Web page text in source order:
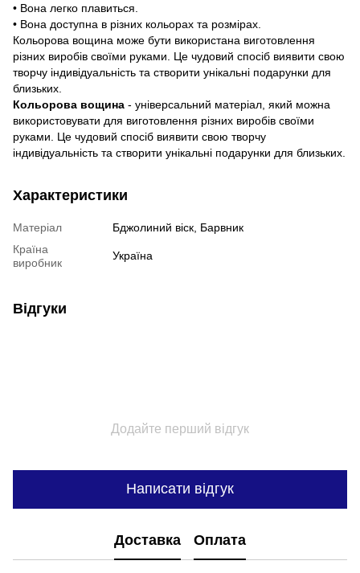
• Вона легко плавиться.
• Вона доступна в різних кольорах та розмірах.
Кольорова вощина може бути використана виготовлення
різних виробів своїми руками. Це чудовий спосіб виявити свою
творчу індивідуальність та створити унікальні подарунки для
близьких.
Кольорова вощина - універсальний матеріал, який можна
використовувати для виготовлення різних виробів своїми
руками. Це чудовий спосіб виявити свою творчу
індивідуальність та створити унікальні подарунки для близьких.
Характеристики
Матеріал
Бджолиний віск, Барвник
Країна
виробник
Україна
Відгуки
Додайте перший відгук
Написати відгук
Доставка Оплата